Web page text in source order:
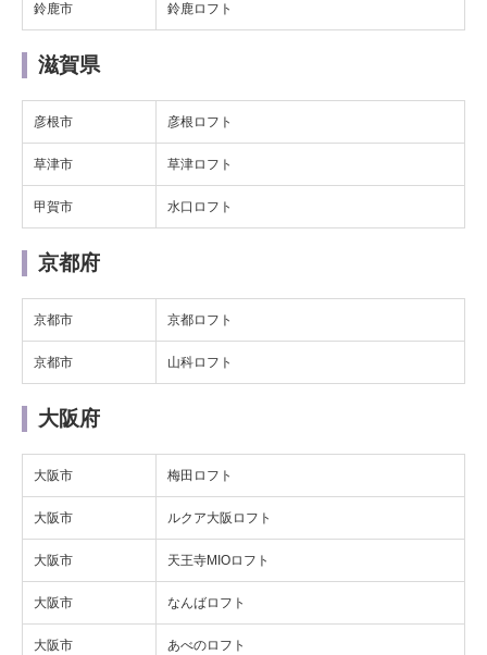
鈴鹿市 鈴鹿ロフト
滋賀県
彦根市 彦根ロフト
草津市 草津ロフト
甲賀市 水口ロフト
京都府
京都市 京都ロフト
京都市 山科ロフト
大阪府
大阪市 梅田ロフト
大阪市 ルクア大阪ロフト
大阪市 天王寺MIOロフト
大阪市 なんばロフト
大阪市 あべのロフト